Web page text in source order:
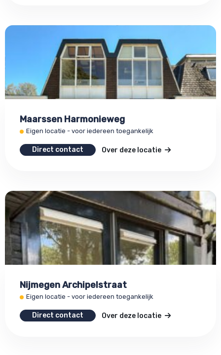
Maarssen Harmonieweg
Eigen locatie - voor iedereen toegankelijk
Direct contact Over deze locatie
Nijmegen Archipelstraat
Eigen locatie - voor iedereen toegankelijk
Direct contact Over deze locatie